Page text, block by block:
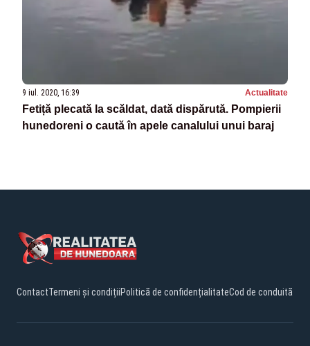
9 iul. 2020, 16:39 Actualitate
Fetiță plecată la scăldat, dată dispărută. Pompierii
hunedoreni o caută în apele canalului unui baraj
ContactTermeni și condițiiPolitică de confidențialitateCod de conduită